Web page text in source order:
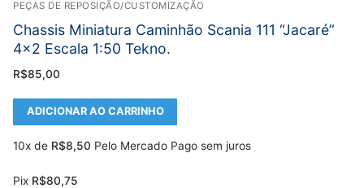
PEÇAS DE REPOSIÇÃO/CUSTOMIZAÇÃO
Chassis Miniatura Caminhão Scania 111 “Jacaré”
4×2 Escala 1:50 Tekno.
R$85,00
ADICIONAR AO CARRINHO
10x de R$8,50 Pelo Mercado Pago sem juros
Pix R$80,75